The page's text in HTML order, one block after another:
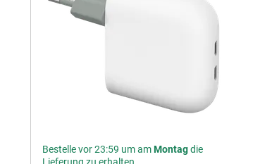
Bestelle vor 23:59 um amMontagdie